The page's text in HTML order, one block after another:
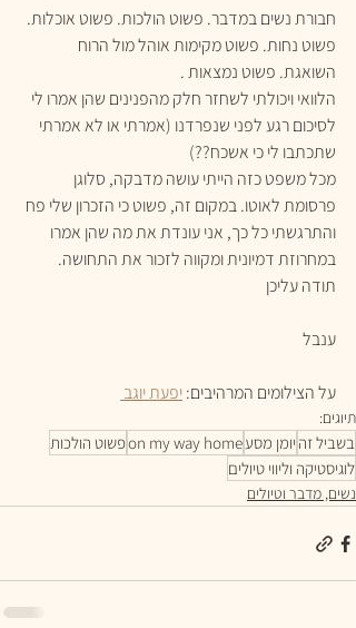
חבורת נשים במדבר. פשוט הולכות. פשוט אוכלות.
פשוט נחות. פשוט מקימות אוהל מול הרוח
השואגת. פשוט נמצאות .
הלוואי ויכולתי לשחזר חלק מהפנינים שהן אמרו לי
לסיכום רגע לפני שנפרדנו (אמרתי או לא אמרתי
שתכתבו לי כי אשכח??)
מכל משפט כזה הייתי עושה מדבקה, סלוגן
פרסומת לאוטו. במקום זה, פשוט כי הזכרון שלי פח
והתרגשתי כל כך, אני עונדת את מה שהן אמרו
במחרוזת דמיונית ומקווה לזכור את התחושה.
תודה עליכן
ענבל
על הצילומים המרהיבים: יפעת יוגב
תיוגים:
בשביל זה יומן מסעon my way homeפשוט הולכות
לוגיסטיקה וליווי טיולים
נשים, מדבר וטיולים